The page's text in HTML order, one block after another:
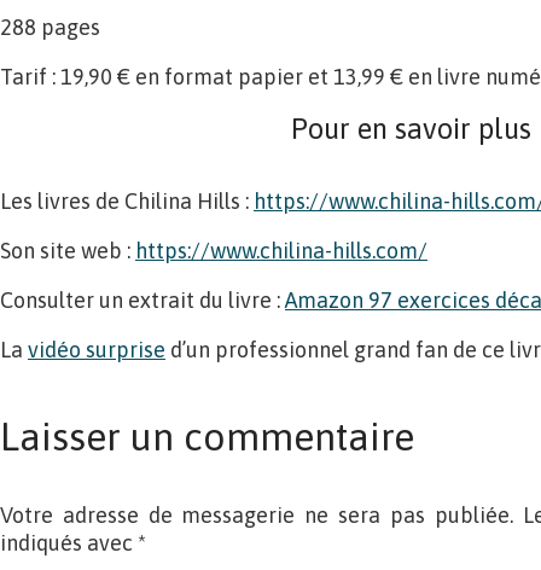
288 pages
Tarif : 19,90 € en format papier et 13,99 € en livre
Pour en savoir plus
Les livres de Chilina Hills : https://www.chilina-
Son site web : https://www.chilina-hills.com/
Consulter un extrait du livre :Amazon 97 exercices
La vidéo surprise d’un professionnel grand fan de ce
Laisser un commentaire
Votre adresse de messagerie ne sera pas publiée.
indiqués avec *